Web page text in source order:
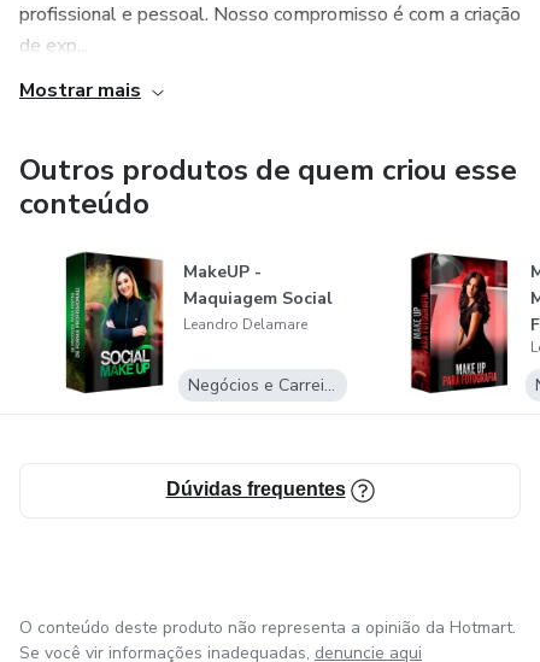
profissional e pessoal. Nosso compromisso é com a criação
de exp...
Mostrar mais
Outros produtos de quem criou esse
conteúdo
MakeUP -
Maquiagem Social
Leandro Delamare
Negócios e Carreira
Dúvidas frequentes
O conteúdo deste produto não representa a opinião da Hotmart.
Se você vir informações inadequadas, denuncie aqui